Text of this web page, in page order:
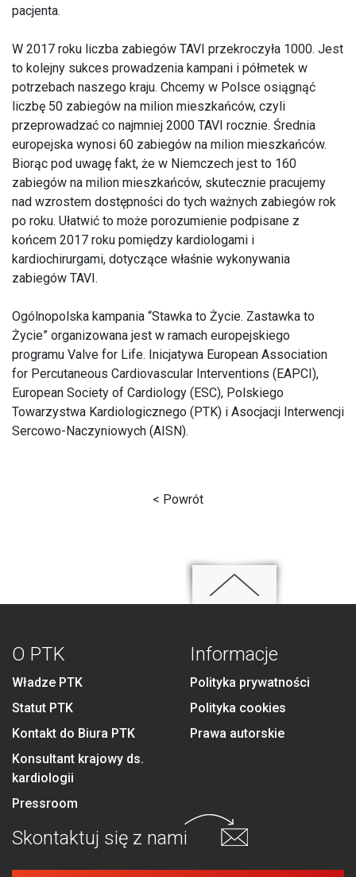
pacjenta.
W 2017 roku liczba zabiegów TAVI przekroczyła 1000. Jest
to kolejny sukces prowadzenia kampani i półmetek w
potrzebach naszego kraju. Chcemy w Polsce osiągnąć
liczbę 50 zabiegów na milion mieszkańców, czyli
przeprowadzać co najmniej 2000 TAVI rocznie. Średnia
europejska wynosi 60 zabiegów na milion mieszkańców.
Biorąc pod uwagę fakt, że w Niemczech jest to 160
zabiegów na milion mieszkańców, skutecznie pracujemy
nad wzrostem dostępności do tych ważnych zabiegów rok
po roku. Ułatwić to może porozumienie podpisane z
końcem 2017 roku pomiędzy kardiologami i
kardiochirurgami, dotyczące właśnie wykonywania
zabiegów TAVI.
Ogólnopolska kampania “Stawka to Życie. Zastawka to
Życie” organizowana jest w ramach europejskiego
programu Valve for Life. Inicjatywa European Association
for Percutaneous Cardiovascular Interventions (EAPCI),
European Society of Cardiology (ESC), Polskiego
Towarzystwa Kardiologicznego (PTK) i Asocjacji Interwencji
Sercowo-Naczyniowych (AISN).
< Powrót
O PTK
Władze PTK
Statut PTK
Kontakt do Biura PTK
Konsultant krajowy ds.
kardiologii
Pressroom
Informacje
Polityka prywatności
Polityka cookies
Prawa autorskie
Skontaktuj się z nami